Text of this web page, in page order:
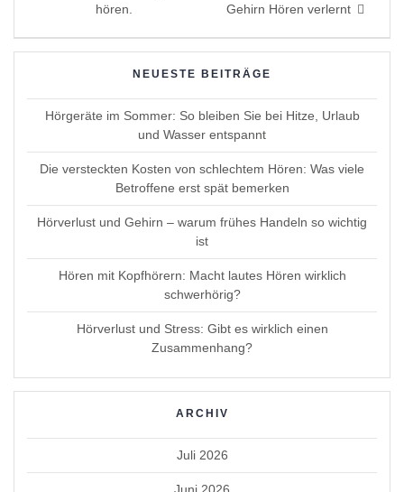
post:hören.
post:
Gehirn Hören verlernt
NEUESTE BEITRÄGE
Hörgeräte im Sommer: So bleiben Sie bei Hitze, Urlaub
und Wasser entspannt
Die versteckten Kosten von schlechtem Hören: Was viele
Betroffene erst spät bemerken
Hörverlust und Gehirn – warum frühes Handeln so wichtig
ist
Hören mit Kopfhörern: Macht lautes Hören wirklich
schwerhörig?
Hörverlust und Stress: Gibt es wirklich einen
Zusammenhang?
ARCHIV
Juli 2026